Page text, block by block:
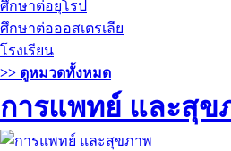
ศึกษาต่อยุโรป
ศึกษาต่อออสเตรเลีย
โรงเรียน
>> ดูหมวดทั้งหมด
การแพทย์ และสุข